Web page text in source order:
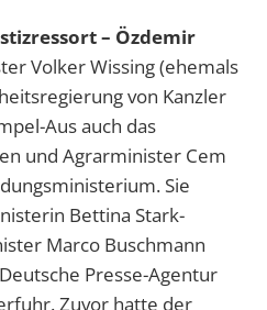
– Özdemir
Volker Wissing (ehemals
von Kanzler
Aus auch das
und Agrarminister Cem
Sie
Bettina Stark-
Marco Buschmann
Presse-Agentur
Zuvor hatte der